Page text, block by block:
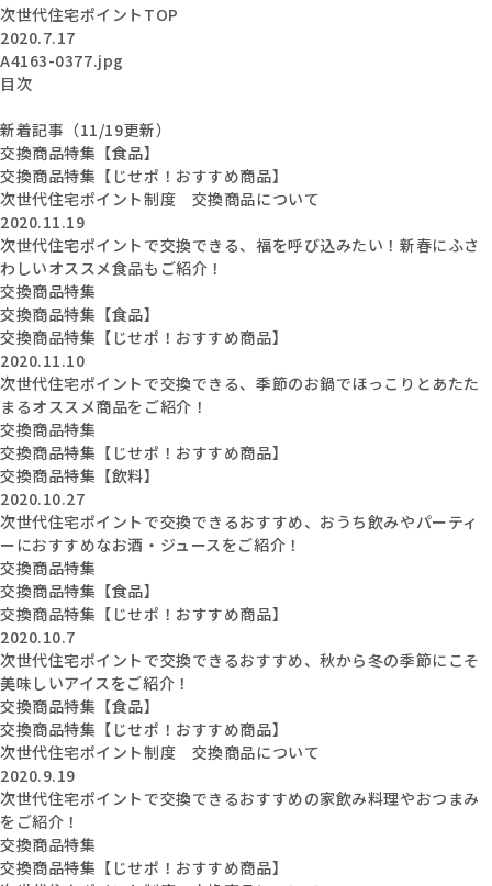
次世代住宅ポイントTOP
2020.7.17
A4163-0377.jpg
目次
新着記事（11/19更新）
交換商品特集【食品】
交換商品特集【じせポ！おすすめ商品】
次世代住宅ポイント制度 交換商品について
2020.11.19
次世代住宅ポイントで交換できる、福を呼び込みたい！新春にふさ
わしいオススメ食品もご紹介！
交換商品特集
交換商品特集【食品】
交換商品特集【じせポ！おすすめ商品】
2020.11.10
次世代住宅ポイントで交換できる、季節のお鍋でほっこりとあたた
まるオススメ商品をご紹介！
交換商品特集
交換商品特集【じせポ！おすすめ商品】
交換商品特集【飲料】
2020.10.27
次世代住宅ポイントで交換できるおすすめ、おうち飲みやパーティ
ーにおすすめなお酒・ジュースをご紹介！
交換商品特集
交換商品特集【食品】
交換商品特集【じせポ！おすすめ商品】
2020.10.7
次世代住宅ポイントで交換できるおすすめ、秋から冬の季節にこそ
美味しいアイスをご紹介！
交換商品特集【食品】
交換商品特集【じせポ！おすすめ商品】
次世代住宅ポイント制度 交換商品について
2020.9.19
次世代住宅ポイントで交換できるおすすめの家飲み料理やおつまみ
をご紹介！
交換商品特集
交換商品特集【じせポ！おすすめ商品】